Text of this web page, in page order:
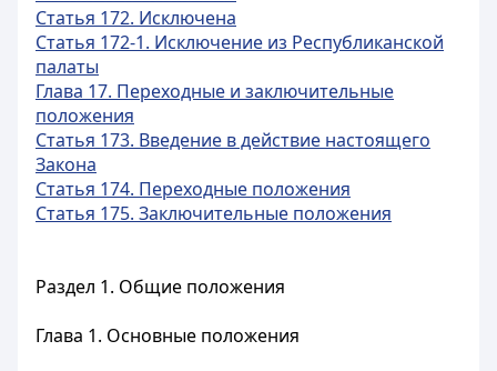
Статья 172. Исключена
Статья 172-1. Исключение из Республиканской
палаты
Глава 17. Переходные и заключительные
положения
Статья 173. Введение в действие настоящего
Закона
Статья 174. Переходные положения
Статья 175. Заключительные положения
Раздел 1. Общие положения
Глава 1. Основные положения